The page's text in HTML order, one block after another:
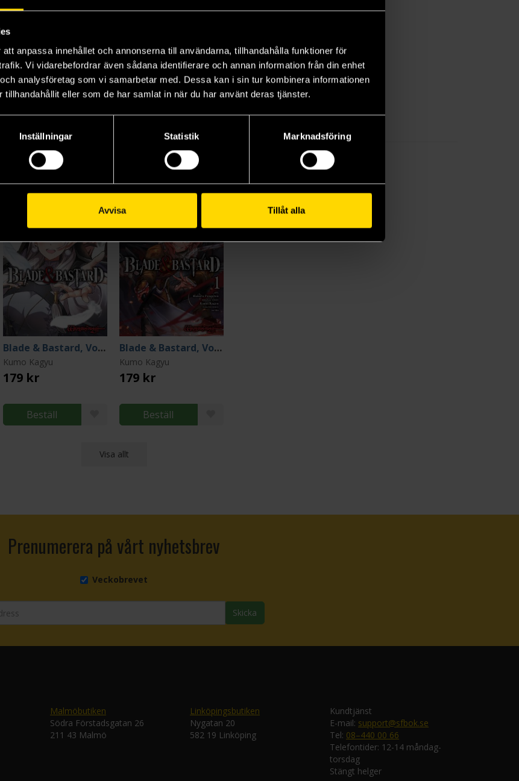
anpassa innehållet och annonserna till användarna, tillhandahålla funktioner för
Vi vidarebefordrar även sådana identifierare och annan information från din enhet
analysföretag som vi samarbetar med. Dessa kan i sin tur kombinera informationen
tillhandahållit eller som de har samlat in när du har använt deras tjänster.
Inställningar Statistik Marknadsföring
Avvisa Tillåt alla
Goblin Slayer Vol 14
Kumo Kagyu
Längre leveranstid
Beställ
Goblin Slayer Vol 16
Beställ
Visa alla delar och format
Blade & Bastard, Vol. 2
Kumo Kagyu
179 kr
Beställ
Blade & Bastard, Vol. 1
Kumo Kagyu
179 kr
Beställ
Visa allt
Prenumerera på vårt nyhetsbrev
Veckobrevet
Skicka
Malmöbutiken
Södra Förstadsgatan 26
211 43 Malmö
Linköpingsbutiken
Nygatan 20
582 19 Linköping
Kundtjänst
E-mail: support@sfbok.se
Tel: 08–440 00 66
Telefontider: 12-14 måndag-
torsdag
Stängt helger